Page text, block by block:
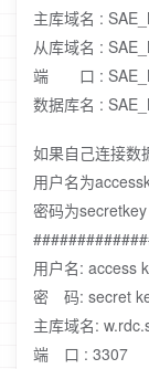
主库域名 :
从库域名 :
端 口 :
数据库名 :
如果自己连接数
用户名为
密码为secretkey
用户名: access
密 码: secret
主库域名:
端 口 : 3307